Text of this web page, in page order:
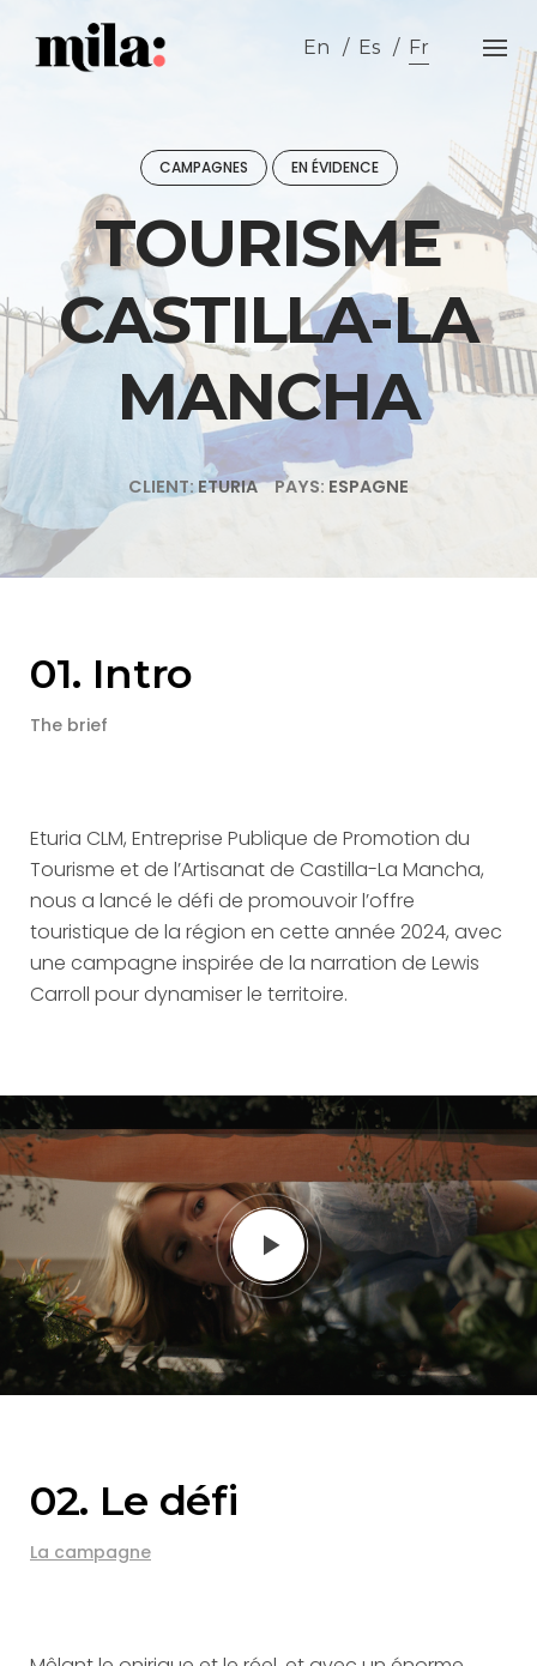
content
En Es Fr
CAMPAGNES EN ÉVIDENCE
TOURISME
CASTILLA-LA
MANCHA
CLIENT:ETURIA PAYS: ESPAGNE
01. Intro
The brief
Eturia CLM, Entreprise Publique de Promotion du
Tourisme et de l’Artisanat de Castilla-La Mancha,
nous a lancé le défi de promouvoir l’offre
touristique de la région en cette année 2024, avec
une campagne inspirée de la narration de Lewis
Carroll pour dynamiser le territoire.
02. Le défi
La campagne